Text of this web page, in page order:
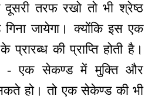
तरफ रखो तो भी श्रेष्ठ
जायेगा। क्योंकि इस एक
की प्राप्ति होती है।
- एक सेकण्ड में मुक्ति और
हो। तो एक सेकेण्ड की भी